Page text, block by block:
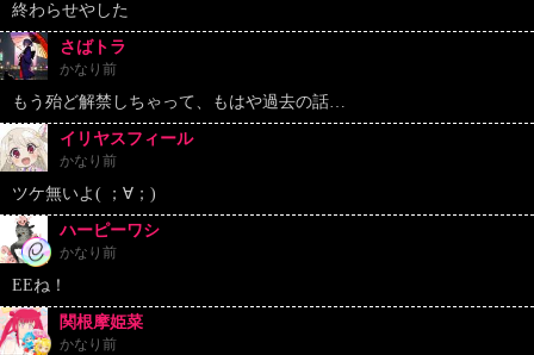
終わらせやした
さばトラ
かなり前
もう殆ど解禁しちゃって、もはや過去の話…
イリヤスフィール
かなり前
ツケ無いよ( ；∀；)
ハーピーワシ
かなり前
EEね！
関根摩姫菜
かなり前